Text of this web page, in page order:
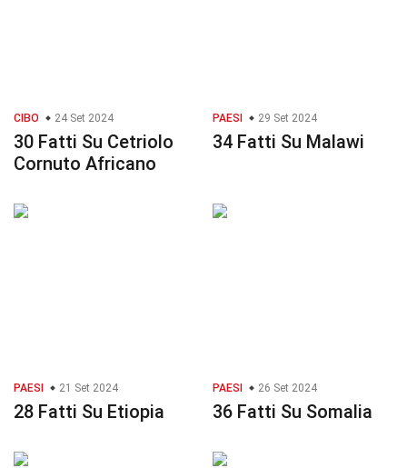
CIBO 24 Set 2024
30 Fatti Su Cetriolo
Cornuto Africano
PAESI 29 Set 2024
34 Fatti Su Malawi
PAESI 21 Set 2024
28 Fatti Su Etiopia
PAESI 26 Set 2024
36 Fatti Su Somalia